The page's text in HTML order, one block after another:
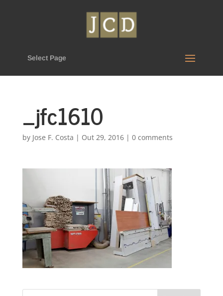
Select Page
_jfc1610
by Jose F. Costa | Out 29, 2016| 0 comments